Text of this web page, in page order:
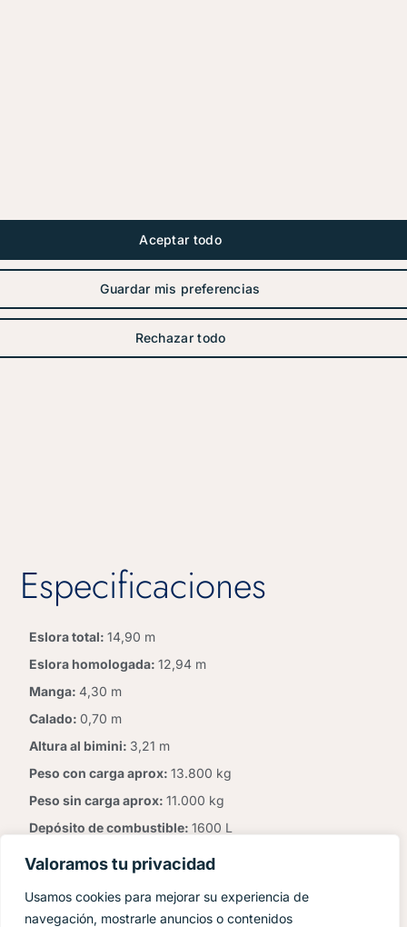
Valoramos tu privacidad
Usamos cookies para mejorar su experiencia de
navegación, mostrarle anuncios o contenidos
Especificaciones
Eslora total:14,90 m
Eslora homologada:12,94 m
Manga:4,30 m
Calado: 0,70 m
Altura al bimini: 3,21 m
Peso con carga aprox:13.800 kg
Peso sin carga aprox:11.000 kg
Depósito de combustible:1600 L
Depósito de agua:
430 L